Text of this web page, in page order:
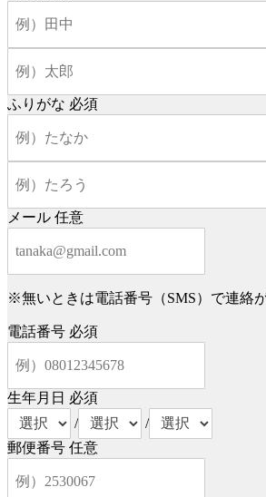
ふりがな 必須
メール 任意
※無いときは電話番号（SMS）で連絡
電話番号 必須
生年月日 必須
/
/
郵便番号 任意